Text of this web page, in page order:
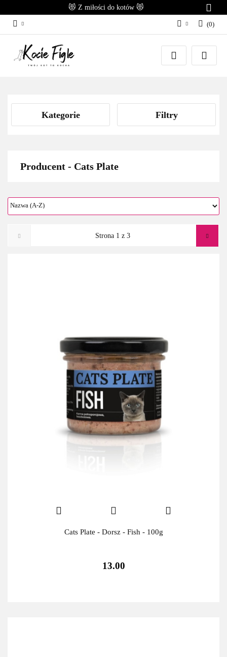
😻 Z miłości do kotów 😻
Zaloguj się
Załóż konto
(0)
Kategorie Filtry
Producent - Cats Plate
Cats Plate - Dorsz - Fish - 100g
13.00